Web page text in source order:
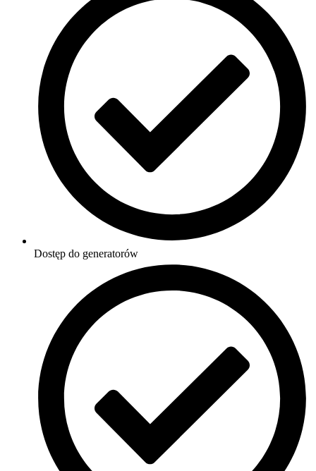
Dostęp do generatorów